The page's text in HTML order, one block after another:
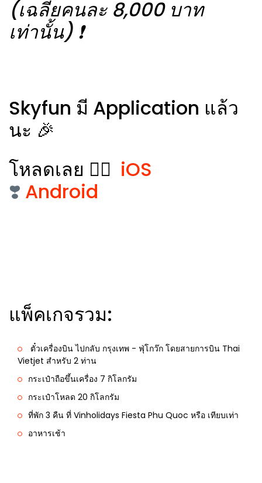
(เฉลี่ยคนละ 8,000 บาท
เท่านั้น) ❗️
Skyfun มี Application แล้ว
นะ 🎉
โหลดเลย 👉🏻 iOS
❣️ Android
แพ็คเกจรวม:
ตั๋วเครื่องบิน ไปกลับ กรุงเทพ - ฟุ่โกว๊ก โดยสายการบิน Thai
Vietjet สำหรับ 2 ท่าน
กระเป๋าถือขึ้นเครื่อง 7 กิโลกรัม
กระเป๋าโหลด 20 กิโลกรัม
ที่พัก 3 คืน ที่ Vinholidays Fiesta Phu Quoc หรือ เทียบเท่า
อาหารเช้า